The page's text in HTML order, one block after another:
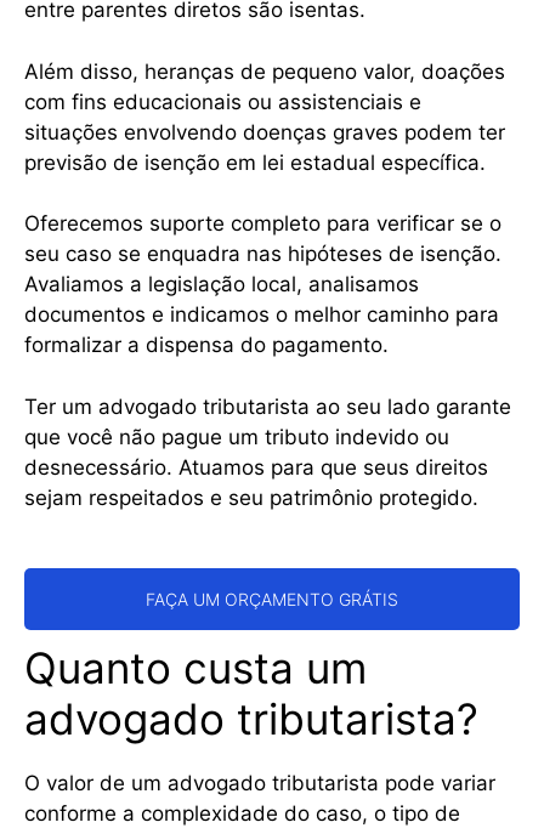
entre parentes diretos são isentas.
Além disso, heranças de pequeno valor, doações
com fins educacionais ou assistenciais e
situações envolvendo doenças graves podem ter
previsão de isenção em lei estadual específica.
Oferecemos suporte completo para verificar se o
seu caso se enquadra nas hipóteses de isenção.
Avaliamos a legislação local, analisamos
documentos e indicamos o melhor caminho para
formalizar a dispensa do pagamento.
Ter um advogado tributarista ao seu lado garante
que você não pague um tributo indevido ou
desnecessário. Atuamos para que seus direitos
sejam respeitados e seu patrimônio protegido.
FAÇA UM ORÇAMENTO GRÁTIS
Quanto custa um
advogado tributarista?
O valor de um advogado tributarista pode variar
conforme a complexidade do caso, o tipo de